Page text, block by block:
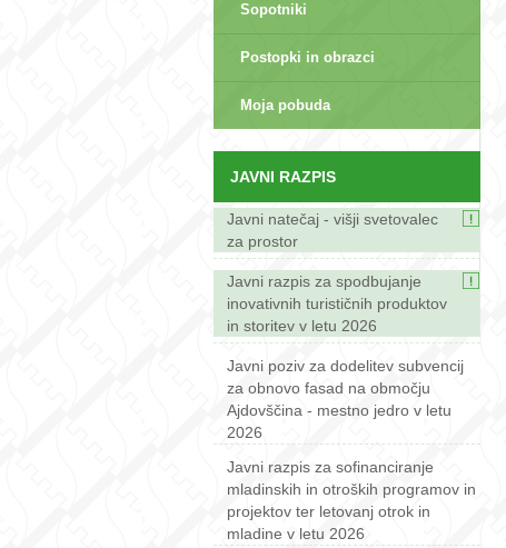
Sopotniki
Postopki in obrazci
Moja pobuda
JAVNI RAZPIS
Javni natečaj - višji svetovalec
za prostor
Javni razpis za spodbujanje
inovativnih turističnih produktov
in storitev v letu 2026
Javni poziv za dodelitev subvencij
za obnovo fasad na območju
Ajdovščina - mestno jedro v letu
2026
Javni razpis za sofinanciranje
mladinskih in otroških programov in
projektov ter letovanj otrok in
mladine v letu 2026